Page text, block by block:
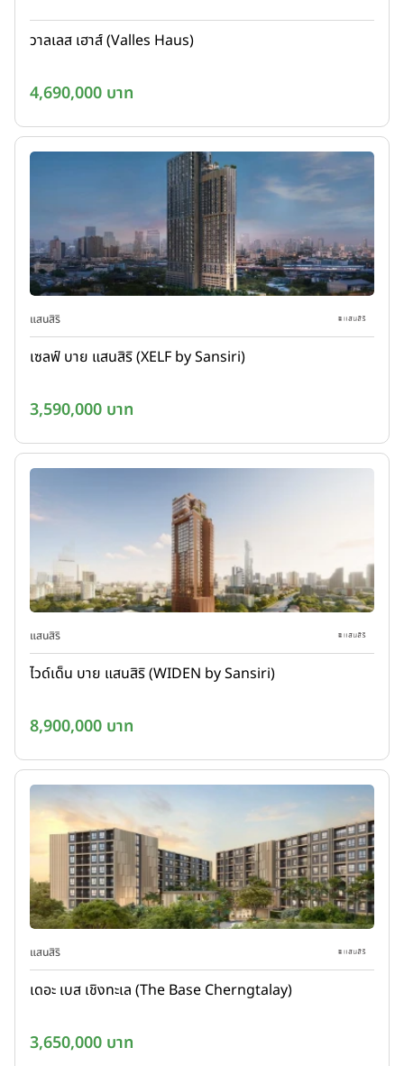
วาลเลส เฮาส์ (Valles Haus)
4,690,000 บาท
แสนสิริ
เซลฟ์ บาย แสนสิริ (XELF by Sansiri)
3,590,000 บาท
แสนสิริ
ไวด์เด็น บาย แสนสิริ (WIDEN by Sansiri)
8,900,000 บาท
แสนสิริ
เดอะ เบส เชิงทะเล (The Base Cherngtalay)
3,650,000 บาท